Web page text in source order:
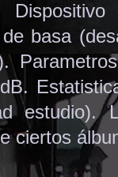
basa
estudio).
ciertos